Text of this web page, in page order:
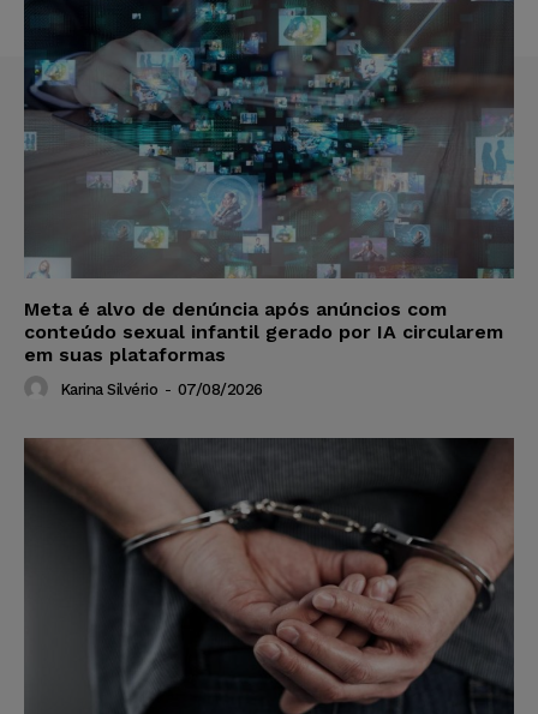
Meta é alvo de denúncia após anúncios com
conteúdo sexual infantil gerado por IA circularem
em suas plataformas
Karina Silvério - 07/08/2026